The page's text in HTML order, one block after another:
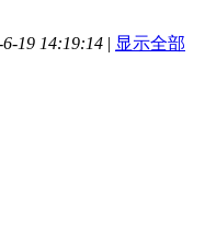
19 14:19:14 | 显示全部